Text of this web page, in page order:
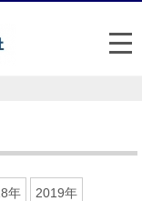
メ
年 2019年